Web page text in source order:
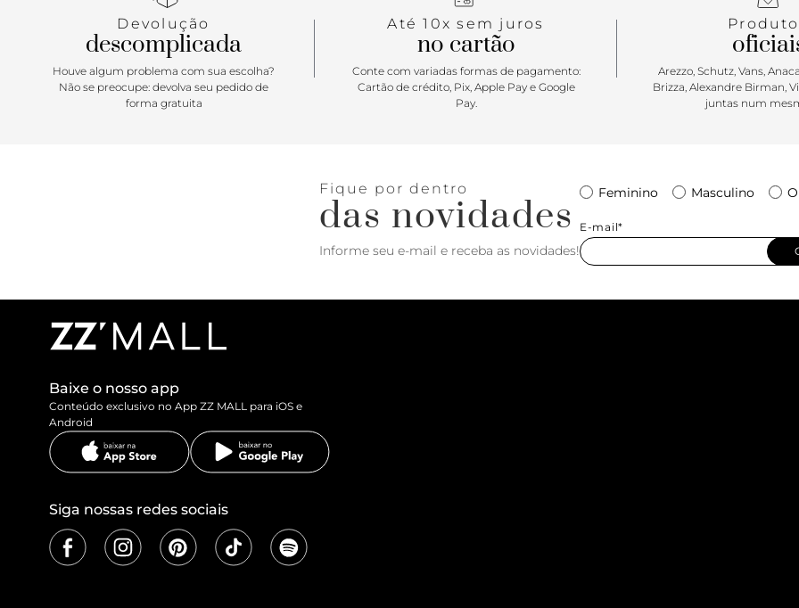
Devolução
descomplicada
Houve algum problema com sua escolha?
Não se preocupe: devolva seu pedido de
forma gratuita
Até 10x sem juros
no cartão
Conte com variadas formas de pagamento:
Cartão de crédito, Pix, Apple Pay e Google
Pay.
Arezzo, Schutz, Vans,
Brizza, Alexandre Birman,
juntas num
Fique por dentro
das novidades
Informe seu e-mail e receba as novidades!
Feminino Masculino
E-mail*
Baixe o nosso app
Conteúdo exclusivo no App ZZ MALL para iOS e
Android
Siga nossas redes sociais